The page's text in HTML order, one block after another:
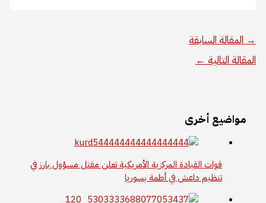
→ المقالة السابقة
المقالة التالية ←
مواضيع أخرى
قوات القيادة المركزية الأمريكية تعلن مقتل مسؤول بارز في
تنظيم داعش في أطمة بسوريا